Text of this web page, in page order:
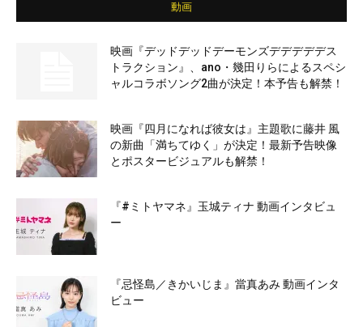
動画
映画『デッドデッドデーモンズデデデデデス
トラクション』、ano・幾田りらによるスペシ
ャルコラボソング2曲が決定！本予告も解禁！
映画『四月になれば彼女は』主題歌に藤井 風
の新曲「満ちてゆく」が決定！最新予告映像
とポスタービジュアルも解禁！
『#ミトヤマネ』玉城ティナ 動画インタビュ
ー
『忌怪島／きかいじま』當真あみ 動画インタ
ビュー